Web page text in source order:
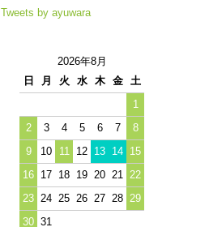
Tweets by ayuwara
2026年8月
日
月 火 水 木 金
土
1
2
3 4 5 6 7
8
9
10 11 12 13 14 15
16 17 18 19 20 21
22
23 24 25 26 27 28 29
30 31